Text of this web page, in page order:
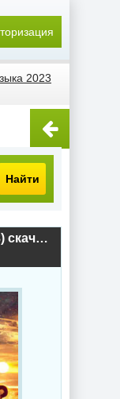
2023
Найти
Leisure Sunday Vibes (2023) скачать торрент